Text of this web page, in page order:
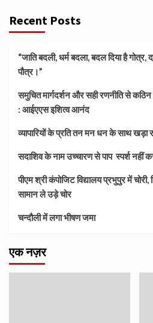
Recent Posts
“जाति बदली, धर्म बदला, बदल दिया है गोत्र,
पौत्र।”
समुचित मार्गदर्शन और सही रणनीति से
: आईएएस इशित्व आनंद
व्यापारियों के प्रति तन मन धन के साथ खड़ा
सदाशिव के नाम उच्चारण से पाप स्पर्श नहीं
पीएम श्री कंपोजिट विद्यालय प्रभुपुर में
सामान ले उड़े चोर
चन्दौली में लगा भीषण जमा
एक नज़र